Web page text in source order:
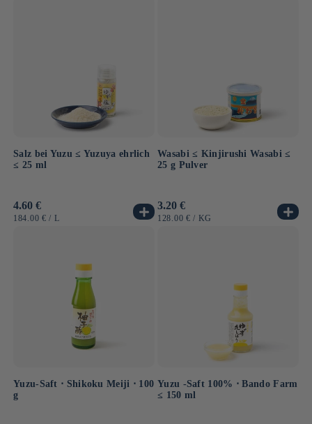
Salz bei Yuzu ≤ Yuzuya ehrlich
≤ 25 ml
Normaler
Preis
4.60 €
GRUNDPREIS
184.00 € / PRO
L
Wasabi ≤ Kinjirushi Wasabi ≤
25 g Pulver
Normaler
Preis
3.20 €
GRUNDPREIS
128.00 € / PRO
KG
Yuzu-Saft ⋅ Shikoku Meiji ⋅ 100
g
Yuzu -Saft 100% ⋅ Bando Farm
≤ 150 ml